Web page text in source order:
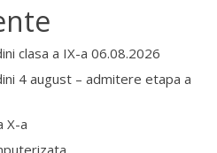
clasa a IX-a 06.08.2026
4 august – admitere etapa a
X-a